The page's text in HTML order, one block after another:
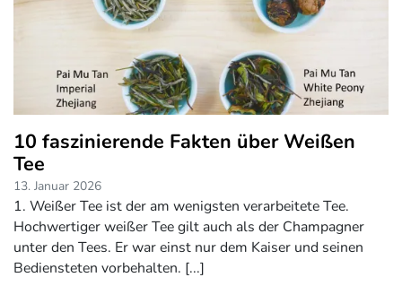
10 faszinierende Fakten über Weißen
Tee
13. Januar 2026
1. Weißer Tee ist der am wenigsten verarbeitete Tee.
Hochwertiger weißer Tee gilt auch als der Champagner
unter den Tees. Er war einst nur dem Kaiser und seinen
Bediensteten vorbehalten. [...]